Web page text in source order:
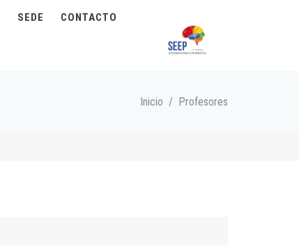
SEDE CONTACTO
Inicio / Profesores